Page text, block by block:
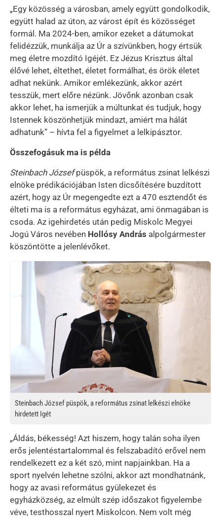
„Egy közösség a városban, amely együtt gondolkodik,
együtt halad az úton, az várost épít és közösséget
formál. Ma 2024-ben, amikor ezeket a dátumokat
felidézzük, munkálja az Úr a szívünkben, hogy értsük
meg életre mozdító Igéjét. Ez Jézus Krisztus által
élővé lehet, éltethet, életet formálhat, és örök életet
adhat nekünk. Amikor emlékezünk, akkor azért
tesszük, mert előre nézünk. Jövőnk azonban csak
akkor lehet, ha ismerjük a múltunkat és tudjuk, hogy
Istennek köszönhetjük mindazt, amiért ma hálát
adhatunk” – hívta fel a figyelmet a lelkipásztor.
Összefogásuk ma is példa
Steinbach Józsefpüspök, a református zsinat lelkészi
elnöke prédikációjában Isten dicsőítésére buzdított
azért, hogy az Úr megengedte ezt a 470 esztendőt és
élteti ma is a református egyházat, ami önmagában is
csoda. Az igehirdetés után pedig Miskolc Megyei
Jogú Város nevében Hollósy András alpolgármester
köszöntötte a jelenlévőket.
Steinbach József püspök, a református zsinat lelkészi elnöke
hirdetett Igét
„Áldás, békesség! Azt hiszem, hogy talán soha ilyen
erős jelentéstartalommal és felszabadító erővel nem
rendelkezett ez a két szó, mint napjainkban. Ha a
sport nyelvén lehetne szólni, akkor azt mondhatnánk,
hogy az avasi református gyülekezet és
egyházközség, az elmúlt szép időszakot figyelembe
véve, testhosszal nyert Miskolcon. Nem volt még